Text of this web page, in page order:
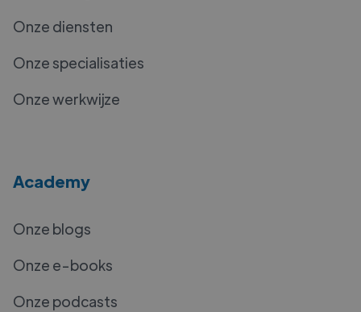
Onze diensten
Onze specialisaties
Onze werkwijze
Academy
Onze blogs
Onze e-books
Onze podcasts